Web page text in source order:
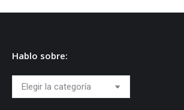
Hablo sobre:
Hablo
sobre: